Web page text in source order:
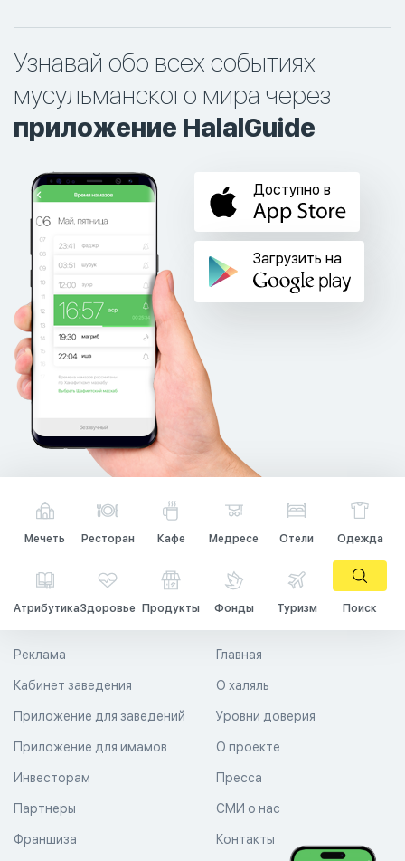
Узнавай обо всех событиях
мусульманского мира через
приложение HalalGuide
Доступно в
Загрузить на
Мечеть Ресторан Кафе Медресе Отели Одежда
АтрибутикаЗдоровье Продукты Фонды Туризм Поиск
Главная
О халяль
Уровни доверия
Реклама
Кабинет заведения
Приложение для заведений
Приложение для имамов О проекте
Пресса
СМИ о нас
Контакты
Инвесторам
Партнеры
Франшиза